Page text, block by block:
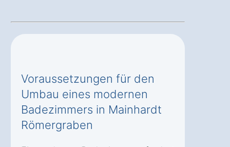
Voraussetzungen für den
Umbau eines modernen
Badezimmers in Mainhardt
Römergraben